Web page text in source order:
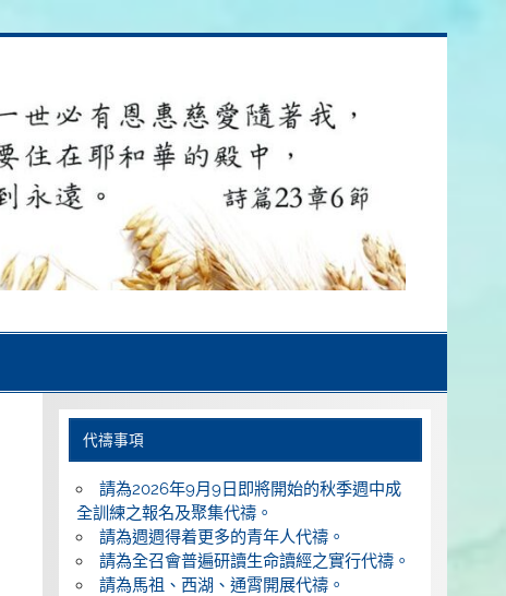
代禱事項
請為2026年9月9日即將開始的秋季週中成
全訓練之報名及聚集代禱。
請為週週得着更多的青年人代禱。
請為全召會普遍研讀生命讀經之實行代禱。
請為馬祖、西湖、通霄開展代禱。